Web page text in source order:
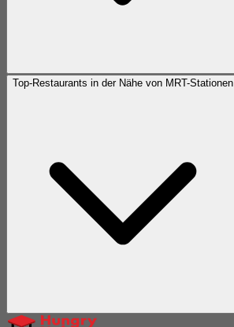
Top-Restaurants in der Nähe von MRT-Stationen